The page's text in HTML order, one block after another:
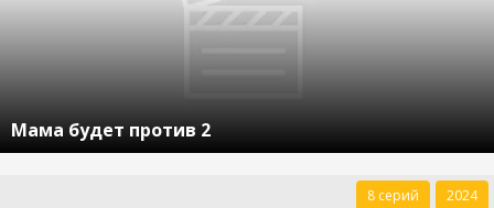
Мама будет против 2
8 серий 2024